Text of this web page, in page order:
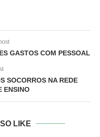
GASTOS COM PESSOAL
SOCORROS NA REDE
ENSINO
LIKE